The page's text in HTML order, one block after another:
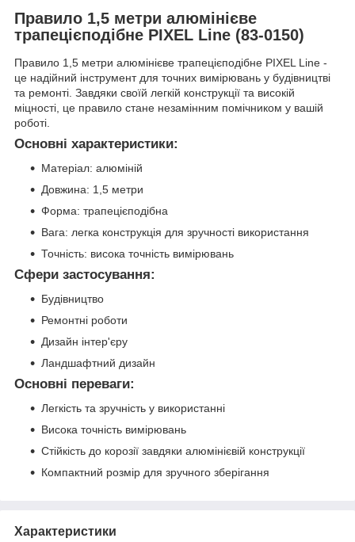
Правило 1,5 метри алюмінієве
трапецієподібне PIXEL Line (83-0150)
Правило 1,5 метри алюмінієве трапецієподібне PIXEL Line -
це надійний інструмент для точних вимірювань у будівництві
та ремонті. Завдяки своїй легкій конструкції та високій
міцності, це правило стане незамінним помічником у вашій
роботі.
Основні характеристики:
Матеріал: алюміній
Довжина: 1,5 метри
Форма: трапецієподібна
Вага: легка конструкція для зручності використання
Точність: висока точність вимірювань
Сфери застосування:
Будівництво
Ремонтні роботи
Дизайн інтер'єру
Ландшафтний дизайн
Основні переваги:
Легкість та зручність у використанні
Висока точність вимірювань
Стійкість до корозії завдяки алюмінієвій конструкції
Компактний розмір для зручного зберігання
Характеристики